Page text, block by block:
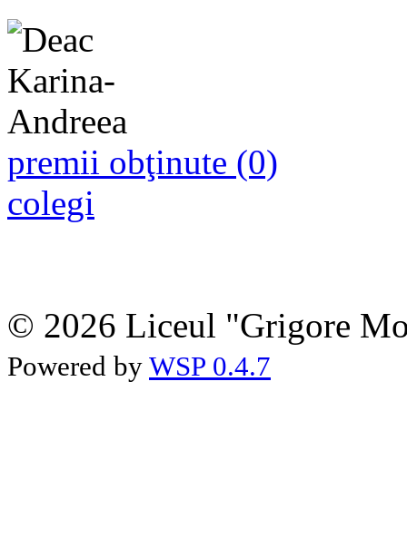
premii obţinute (0)
colegi
© 2026 Liceul "Grigore
Powered by WSP 0.4.7